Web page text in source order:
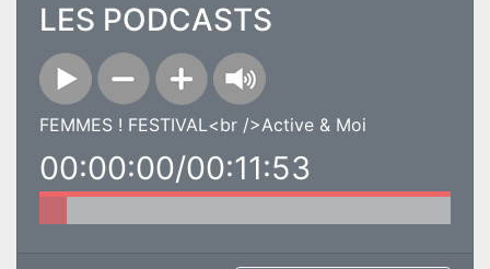
LES PODCASTS
FEMMES ! FESTIVAL<br />Active & Moi
00:00:00/00:11:53